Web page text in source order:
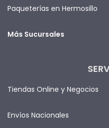
Paqueterías en Hermosillo
Más Sucursales
Tiendas Online y Negocios
Envíos Nacionales